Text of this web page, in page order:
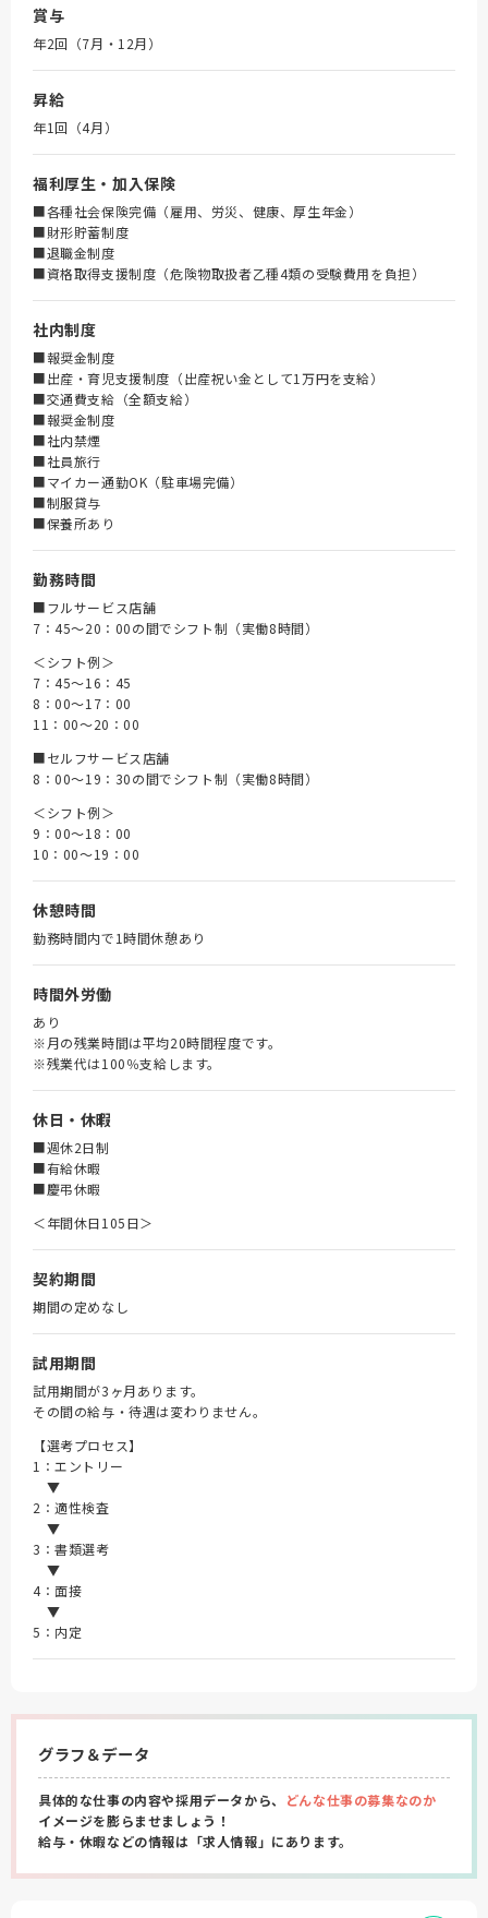
賞与
年2回（7月・12月）
昇給
年1回（4月）
福利厚生・加入保険
■各種社会保険完備（雇用、労災、健康、厚生年金）
■財形貯蓄制度
■退職金制度
■資格取得支援制度（危険物取扱者乙種4類の受験費用を負担）
社内制度
■報奨金制度
■出産・育児支援制度（出産祝い金として1万円を支給）
■交通費支給（全額支給）
■報奨金制度
■社内禁煙
■社員旅行
■マイカー通勤OK（駐車場完備）
■制服貸与
■保養所あり
勤務時間
■フルサービス店舗
7：45～20：00の間でシフト制（実働8時間）
＜シフト例＞
7：45～16：45
8：00～17：00
11：00～20：00
■セルフサービス店舗
8：00～19：30の間でシフト制（実働8時間）
＜シフト例＞
9：00～18：00
10：00～19：00
休憩時間
勤務時間内で1時間休憩あり
時間外労働
あり
※月の残業時間は平均20時間程度です。
※残業代は100％支給します。
休日・休暇
■週休2日制
■有給休暇
■慶弔休暇
＜年間休日105日＞
契約期間
期間の定めなし
試用期間
試用期間が3ヶ月あります。
その間の給与・待遇は変わりません。
【選考プロセス】
1：エントリー
▼
2：適性検査
▼
3：書類選考
▼
4：面接
▼
5：内定
グラフ＆データ
具体的な仕事の内容や採用データから、
どんな仕事の募集なのか
イメージを膨らませましょう！
給与・休暇などの情報は「求人情報」にあります。